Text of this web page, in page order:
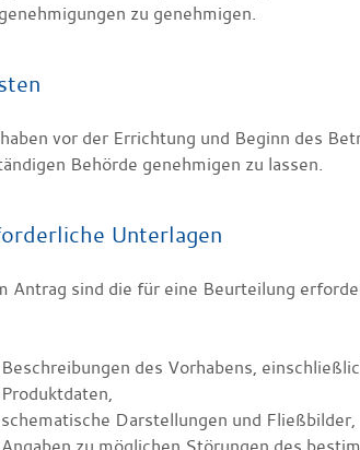
zu genehmigen.
vor der Errichtung und Beginn des
Behörde genehmigen zu lassen.
Unterlagen
Antrag sind die für eine Beurteilung
Beschreibungen des Vorhabens,
Produktdaten,
schematische Darstellungen und Fließbilder,